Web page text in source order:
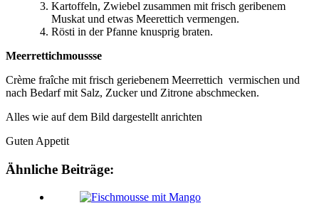
Kartoffeln, Zwiebel zusammen mit frisch geribenem
Muskat und etwas Meerettich vermengen.
Rösti in der Pfanne knusprig braten.
Meerrettichmoussse
Crème fraîche mit frisch geriebenem Meerrettich vermischen und
nach Bedarf mit Salz, Zucker und Zitrone abschmecken.
Alles wie auf dem Bild dargestellt anrichten
Guten Appetit
Ähnliche Beiträge: